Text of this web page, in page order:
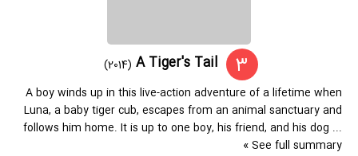
3
A Tiger's Tail
(2014)
A boy winds up in this live-action adventure of a lifetime when
Luna, a baby tiger cub, escapes from an animal sanctuary and
follows him home. It is up to one boy, his friend, and his dog ...
See full summary »